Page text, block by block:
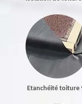
Etanchéité toiture